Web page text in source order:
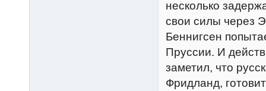
несколько
свои силы через
Беннигсен
Пруссии. И
заметил, что
Фридланд,